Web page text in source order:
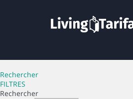
Rechercher
FILTRES
Rechercher